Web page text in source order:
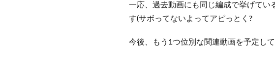
一応、過去動画にも同じ編成で挙げて
す(サボってないよってアピっとく?
今後、もう1つ位別な関連動画を予定し